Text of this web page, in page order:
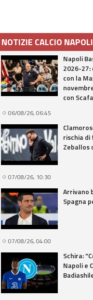
NOTIZIE CALCIO NAPOLI
Napoli
2026-
con la
con
06/08/26, 06:45
rischia
Zeballos
07/08/26, 10:30
Arrivano
Spagna
07/08/26, 04:00
Schira:
Napoli e